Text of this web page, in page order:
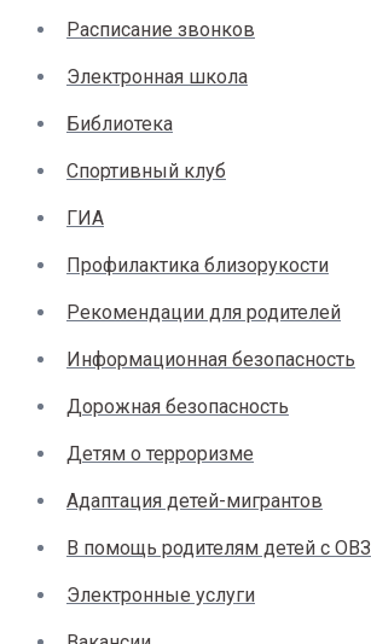
Расписание звонков
Электронная школа
Библиотека
Спортивный клуб
ГИА
Профилактика близорукости
Рекомендации для родителей
Информационная безопасность
Дорожная безопасность
Детям о терроризме
Адаптация детей-мигрантов
В помощь родителям детей с ОВЗ
Электронные услуги